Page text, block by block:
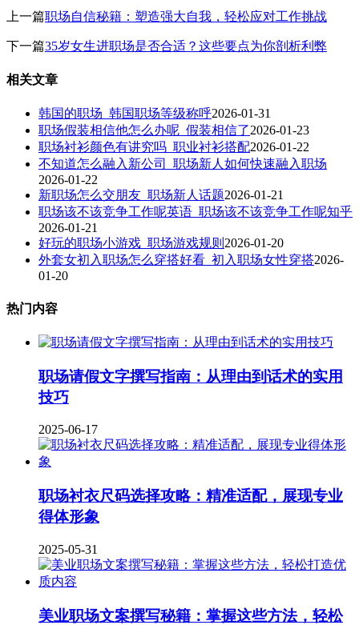
上一篇职场自信秘籍：塑造强大自我，轻松应对工作挑战
下一篇35岁女生进职场是否合适？这些要点为你剖析利弊
相关文章
韩国的职场_韩国职场等级称呼2026-01-31
职场假装相信他怎么办呢_假装相信了2026-01-23
职场衬衫颜色有讲究吗_职业衬衫搭配2026-01-22
不知道怎么融入新公司_职场新人如何快速融入职场
2026-01-22
新职场怎么交朋友_职场新人话题2026-01-21
职场该不该竞争工作呢英语_职场该不该竞争工作呢知乎
2026-01-21
好玩的职场小游戏_职场游戏规则 2026-01-20
外套女初入职场怎么穿搭好看_初入职场女性穿搭2026-
01-20
热门内容
职场请假文字撰写指南：从理由到话术的实用
技巧
2025-06-17
职场衬衣尺码选择攻略：精准适配，展现专业
得体形象
2025-05-31
美业职场文案撰写秘籍：掌握这些方法，轻松